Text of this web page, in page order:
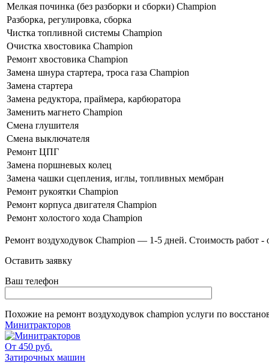
Мелкая починка (без разборки и сборки) Champion
Разборка, регулировка, сборка
Чистка топливной системы Champion
Очистка хвостовика Champion
Ремонт хвостовика Champion
Замена шнура стартера, троса газа Champion
Замена стартера
Замена редуктора, праймера, карбюратора
Заменить магнето Champion
Смена глушителя
Смена выключателя
Ремонт ЦПГ
Замена поршневых колец
Замена чашки сцепления, иглы, топливных мембран
Ремонт рукоятки Champion
Ремонт корпуса двигателя Champion
Ремонт холостого хода Champion
Ремонт воздуходувок Champion — 1-5 дней. Стоимость работ
Оставить заявку
Ваш телефон
Похожие на ремонт воздуходувок champion услуги по
Минитракторов
От 450 руб.
Затирочных машин